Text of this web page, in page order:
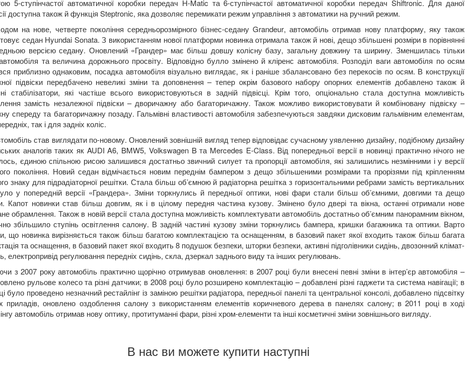
5-ступінчастої автоматичної коробки передач H-Matic та 6-ступінчастої автоматичної коробки передачShiftronic. Для даної
доступна також й функція Steptronic, яка дозволяє перемикати режим управління з автоматики на ручний режим.
на нове, четверте покоління середньорозмірного бізнес-седануGrandeur, автомобіль отримав нову платформу, яку також
седан Hyundai Sonata. З використанням нової платформи новинка отримала також й нові, дещо збільшені розміри в порівнянні
версією седану. Оновлений «Грандер» має більш довшу колісну базу, загальну довжину та ширину. Зменшилась тільки
та величина дорожнього просвіту. Відповідно булло змінено й кліренс автомобіля. Розподіл ваги автомобіля по осям
приблизно однаковим, посадка автомобіля візуально виглядає, як і раніше збалансовано без перекосів по осям. В конструкції
підвіски передбачено невеликі зміни та доповнення – тепер окрім базового набору опорних елементів добавлено також й
стабілізатори, які частіше всього використовуються в задній підвісці. Крім того, опціонально стала доступна можливість
замість незалежної підвіски – дворичажну або багаторичажну. Також можливо використовувати й комбіновану підвіску –
спереду та багаторичажну позаду. Гальмівні властивості автомобіля забезпечуються завдяки дисковим гальмівним елементам,
так і для задніх коліс.
став виглядати по-новому. Оновлений зовнішній вигляд тепер відповідає сучасному уявленню дизайну, подібному дизайну
аналогів таких як AUDI A6, BMW5, Volkswagen B та Mercedes E-Class. Від попередньої версії в новинці практично нічого не
єдиною спільною рисою залишився достатньо звичний силует та пропорції автомобіля, які залишились незмінними і у версії
покоління. Новий седан відмічається новим переднім бампером з дещо збільшеними розмірами та прорізями під кріпленням
знаку для підрадіаторної решітки. Стала більш об’ємною й радіаторна решітка з горизонтальними ребрами замість вертикальних
у попередній версії «Грандера». Зміни торкнулись й передньої оптики, нові фари стали більш об’ємними, довгими та дещо
Капот новинки став більш довгим, як і в цілому передня частина кузову. Змінено було двері та вікна, останні отримали нове
обрамлення. Також в новій версії стала доступна можливість комплектувати автомобіль достатньо об’ємним панорамним вікном,
збільшило ступінь освітлення салону. В задній частині кузову зміни торкнулись бампера, кришки багажника та оптики. Варто
що новинка вирізняється також більш багатою комплектацією та оснащенням, в базовий пакет якої входить також більш багата
та оснащення, в базовий пакет якої входить 8 подушок безпеки, шторки безпеки, активні підголівники сидінь, двозонний клімат-
електропривід регулювання передніх сидінь, скла, дзеркал заднього виду та інших регулювань.
з 2007 року автомобіль практично щорічно отримував оновлення: в 2007 році були внесені певні зміни в інтер’єр автомобіля –
рульове колесо та різні датчики; в 2008 році було розширено комплектацію – добавлені різні гаджети та система навігації; в
було проведено незначний рестайлінг із заміною решітки радіатора, передньої панелі та центральної консолі, добавлено підсвітку
приладів, оновлено оздоблення салону з використанням елементів коричневого дерева в панелях салону; в 2011 році в ході
автомобіль отримав нову оптику, протитуманні фари, різні хром-елементи та інші косметичні зміни зовнішнього вигляду.
В нас ви можете купити наступні